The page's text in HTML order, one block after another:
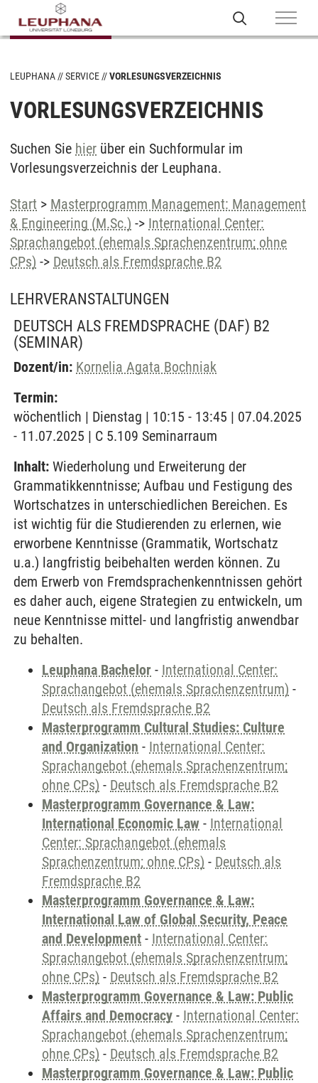
LEUPHANA SERVICE VORLESUNGSVERZEICHNIS
VORLESUNGSVERZEICHNIS
Suchen Sie hier über ein Suchformular im
Vorlesungsverzeichnis der Leuphana.
Start > Masterprogramm Management: Management
& Engineering (M.Sc.) -> International Center:
Sprachangebot (ehemals Sprachenzentrum; ohne
CPs) -> Deutsch als Fremdsprache B2
LEHRVERANSTALTUNGEN
DEUTSCH ALS FREMDSPRACHE (DAF) B2
(SEMINAR)
Dozent/in: Kornelia Agata Bochniak
Termin:
wöchentlich | Dienstag | 10:15 - 13:45 | 07.04.2025
- 11.07.2025 | C 5.109 Seminarraum
Inhalt: Wiederholung und Erweiterung der
Grammatikkenntnisse; Aufbau und Festigung des
Wortschatzes in unterschiedlichen Bereichen. Es
ist wichtig für die Studierenden zu erlernen, wie
erworbene Kenntnisse (Grammatik, Wortschatz
u.a.) langfristig beibehalten werden können. Zu
dem Erwerb von Fremdsprachenkenntnissen gehört
es daher auch, eigene Strategien zu entwickeln, um
neue Kenntnisse mittel- und langfristig anwendbar
zu behalten.
Leuphana Bachelor - International Center:
Sprachangebot (ehemals Sprachenzentrum) -
Deutsch als Fremdsprache B2
Masterprogramm Cultural Studies: Culture
and Organization - International Center:
Sprachangebot (ehemals Sprachenzentrum;
ohne CPs) - Deutsch als Fremdsprache B2
Masterprogramm Governance & Law:
International Economic Law - International
Center: Sprachangebot (ehemals
Sprachenzentrum; ohne CPs) - Deutsch als
Fremdsprache B2
Masterprogramm Governance & Law:
International Law of Global Security, Peace
and Development - International Center:
Sprachangebot (ehemals Sprachenzentrum;
ohne CPs) - Deutsch als Fremdsprache B2
Masterprogramm Governance & Law: Public
Affairs and Democracy - International Center:
Sprachangebot (ehemals Sprachenzentrum;
ohne CPs) - Deutsch als Fremdsprache B2
Masterprogramm Governance & Law: Public